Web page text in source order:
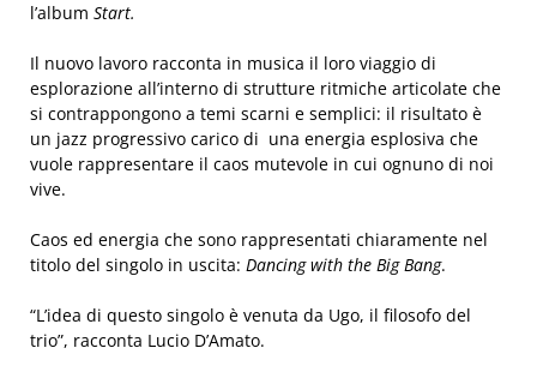
l’album Start.
Il nuovo lavoro racconta in musica il loro viaggio di
esplorazione all’interno di strutture ritmiche articolate che
si contrappongono a temi scarni e semplici: il risultato è
un jazz progressivo carico di una energia esplosiva che
vuole rappresentare il caos mutevole in cui ognuno di noi
vive.
Caos ed energia che sono rappresentati chiaramente nel
titolo del singolo in uscita: Dancing with the Big Bang.
“L’idea di questo singolo è venuta da Ugo, il filosofo del
trio”, racconta Lucio D’Amato.